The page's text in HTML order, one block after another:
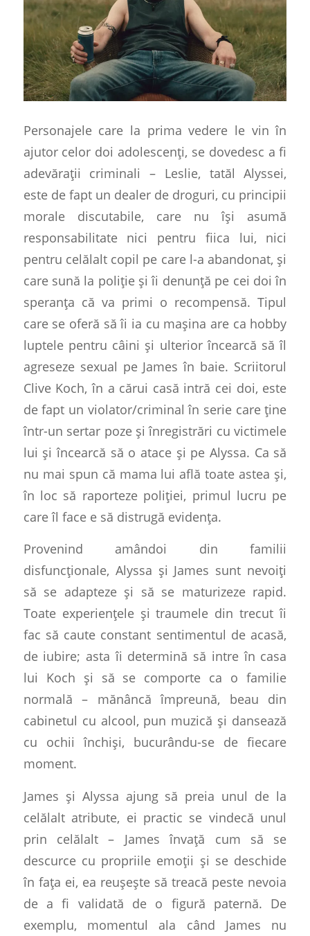
Personajele care la prima vedere le vin în
ajutor celor doi adolescenți, se dovedesc a fi
adevărații criminali – Leslie, tatăl Alyssei,
este de fapt un dealer de droguri, cu principii
morale discutabile, care nu își asumă
responsabilitate nici pentru fiica lui, nici
pentru celălalt copil pe care l-a abandonat, și
care sună la poliție și îi denunță pe cei doi în
speranța că va primi o recompensă. Tipul
care se oferă să îi ia cu mașina are ca hobby
luptele pentru câini și ulterior încearcă să îl
agreseze sexual pe James în baie. Scriitorul
Clive Koch, în a cărui casă intră cei doi, este
de fapt un violator/criminal în serie care ține
într-un sertar poze și înregistrări cu victimele
lui și încearcă să o atace și pe Alyssa. Ca să
nu mai spun că mama lui află toate astea și,
în loc să raporteze poliției, primul lucru pe
care îl face e să distrugă evidența.
Provenind amândoi din familii
disfuncționale, Alyssa și James sunt nevoiți
să se adapteze și să se maturizeze rapid.
Toate experiențele și traumele din trecut îi
fac să caute constant sentimentul de acasă,
de iubire; asta îi determină să intre în casa
lui Koch și să se comporte ca o familie
normală – mănâncă împreună, beau din
cabinetul cu alcool, pun muzică și dansează
cu ochii închiși, bucurându-se de fiecare
moment.
James și Alyssa ajung să preia unul de la
celălalt atribute, ei practic se vindecă unul
prin celălalt – James învață cum să se
descurce cu propriile emoții și se deschide
în fața ei, ea reușește să treacă peste nevoia
de a fi validată de o figură paternă. De
exemplu, momentul ala când James nu